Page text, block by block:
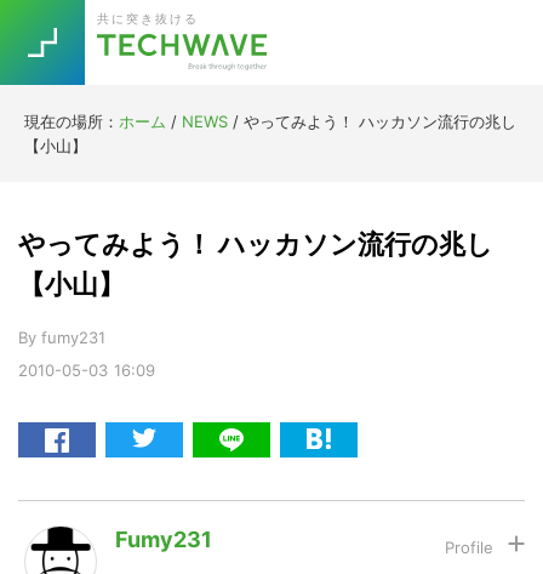
primary
navigation
main
content
primary
sidebar
footer
共に突き抜ける
現在の場所： ホーム / NEWS / やってみよう！ ハッカソン流行の兆し
【小山】
2010-05-03 16:09
やってみよう！ ハッカソン流行の兆し
【小山】
By fumy231
Fumy231
TOPICS
RE:LIFE
Re:Work
AI
[Startup]
[Voice Edition]
[YouTube]
Trend
5G